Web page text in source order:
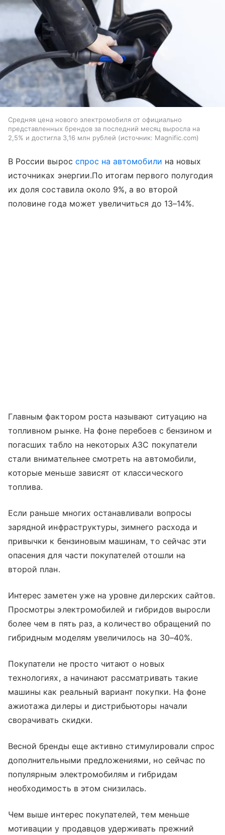
Средняя цена нового электромобиля от официально
представленных брендов за последний месяц выросла на
2,5% и достигла 3,16 млн рублей
источник: Magnific.com
В России вырос спрос на автомобили на новых
источниках энергии.По итогам первого полугодия
их доля составила около 9%, а во второй
половине года может увеличиться до 13–14%.
Главным фактором роста называют ситуацию на
топливном рынке. На фоне перебоев с бензином и
погасших табло на некоторых АЗС покупатели
стали внимательнее смотреть на автомобили,
которые меньше зависят от классического
топлива.
Если раньше многих останавливали вопросы
зарядной инфраструктуры, зимнего расхода и
привычки к бензиновым машинам, то сейчас эти
опасения для части покупателей отошли на
второй план.
Интерес заметен уже на уровне дилерских сайтов.
Просмотры электромобилей и гибридов выросли
более чем в пять раз, а количество обращений по
гибридным моделям увеличилось на 30–40%.
Покупатели не просто читают о новых
технологиях, а начинают рассматривать такие
машины как реальный вариант покупки. На фоне
ажиотажа дилеры и дистрибьюторы начали
сворачивать скидки.
Весной бренды еще активно стимулировали спрос
дополнительными предложениями, но сейчас по
популярным электромобилям и гибридам
необходимость в этом снизилась.
Чем выше интерес покупателей, тем меньше
мотивации у продавцов удерживать прежний